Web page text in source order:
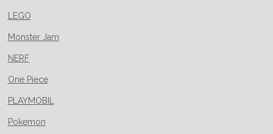
LEGO
Monster Jam
NERF
One Piece
PLAYMOBIL
Pokemon